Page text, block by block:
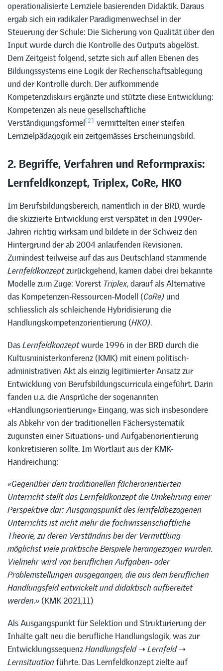
operationalisierte Lernziele basierenden Didaktik. Daraus
ergab sich ein radikaler Paradigmenwechsel in der
Steuerung der Schule: Die Sicherung von Qualität über den
Input wurde durch die Kontrolle des Outputs abgelöst.
Dem Zeitgeist folgend, setzte sich auf allen Ebenen des
Bildungssystems eine Logik der Rechenschaftsablegung
und der Kontrolle durch. Der aufkommende
Kompetenzdiskurs ergänzte und stützte diese Entwicklung:
Kompetenzen als neue gesellschaftliche
Verständigungsformel[2] vermittelten einer steifen
Lernzielpädagogik ein zeitgemässes Erscheinungsbild.
2. Begriffe, Verfahren und Reformpraxis:
Lernfeldkonzept, Triplex, CoRe, HKO
Im Berufsbildungsbereich, namentlich in der BRD, wurde
die skizzierte Entwicklung erst verspätet in den 1990er-
Jahren richtig wirksam und bildete in der Schweiz den
Hintergrund der ab 2004 anlaufenden Revisionen.
Zumindest teilweise auf das aus Deutschland stammende
Lernfeldkonzeptzurückgehend, kamen dabei drei bekannte
Modelle zum Zuge: Vorerst Triplex, darauf als Alternative
das Kompetenzen-Ressourcen-Modell (CoRe) und
schliesslich als schleichende Hybridisierung die
Handlungskompetenzorientierung (HKO).
DasLernfeldkonzeptwurde 1996 in der BRD durch die
Kultusministerkonferenz (KMK) mit einem politisch-
administrativen Akt als einzig legitimierter Ansatz zur
Entwicklung von Berufsbildungscurricula eingeführt. Darin
fanden u.a. die Ansprüche der sogenannten
«Handlungsorientierung» Eingang, was sich insbesondere
als Abkehr von der traditionellen Fächersystematik
zugunsten einer Situations- und Aufgabenorientierung
konkretisieren sollte. Im Wortlaut aus der KMK-
Handreichung:
«Gegenüber dem traditionellen fächerorientierten
Unterricht stellt das Lernfeldkonzept die Umkehrung einer
Perspektive dar: Ausgangspunkt des lernfeldbezogenen
Unterrichts ist nicht mehr die fachwissenschaftliche
Theorie, zu deren Verständnis bei der Vermittlung
möglichst viele praktische Beispiele herangezogen wurden.
Vielmehr wird von beruflichen Aufgaben- oder
Problemstellungen ausgegangen, die aus dem beruflichen
Handlungsfeld entwickelt und didaktisch aufbereitet
werden.» (KMK 2021,11)
Als Ausgangspunkt für Selektion und Strukturierung der
Inhalte galt neu die berufliche Handlungslogik, was zur
EntwicklungssequenzHandlungsfeld➝Lernfeld➝
Lernsituation führte. Das Lernfeldkonzept zielte auf